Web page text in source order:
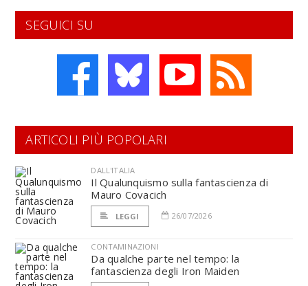
SEGUICI SU
ARTICOLI PIÙ POPOLARI
DALL'ITALIA
Il Qualunquismo sulla fantascienza di
Mauro Covacich
LEGGI 26/07/2026
CONTAMINAZIONI
Da qualche parte nel tempo: la
fantascienza degli Iron Maiden